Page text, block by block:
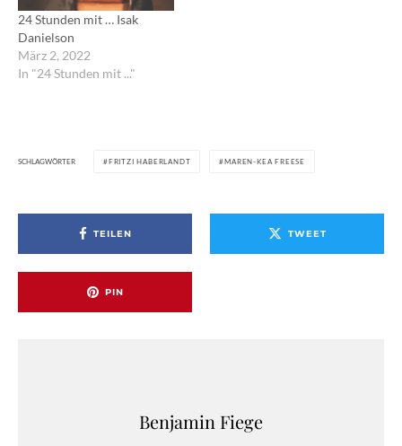
24 Stunden mit … Isak
Danielson
März 2, 2022
In "24 Stunden mit ..."
SCHLAGWÖRTER FRITZI HABERLANDT MAREN-KEA FREESE
TEILEN TWEET
PIN
Benjamin Fiege